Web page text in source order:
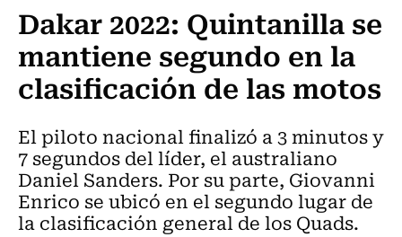
Dakar 2022: Quintanilla se
mantiene segundo en la
clasificación de las motos
El piloto nacional finalizó a 3 minutos y
7 segundos del líder, el australiano
Daniel Sanders. Por su parte, Giovanni
Enrico se ubicó en el segundo lugar de
la clasificación general de los Quads.